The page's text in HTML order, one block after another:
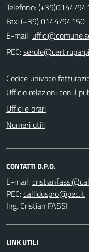
Telefono:(+39)0144/
Fax: (+39) 0144/94150
E-mail:
PEC:
Codice univoco
Ufficio relazioni con il
Uffici e orari
Numeri utili
CONTATTI D.P.O.
E-mail:
PEC:
Ing. Cristian FASSI
LINK UTILI